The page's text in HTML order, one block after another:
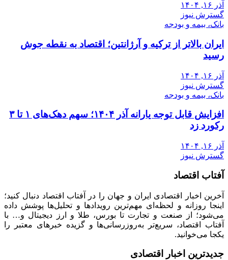
آذر ۱۶, ۱۴۰۴
گسترش نیوز
بانک، بیمه و بودجه
ایران بالاتر از ترکیه و آرژانتین؛ اقتصاد به نقطه جوش
رسید
آذر ۱۶, ۱۴۰۴
گسترش نیوز
بانک، بیمه و بودجه
افزایش قابل توجه یارانه آذر ۱۴۰۴؛ سهم دهک‌های ۱ تا ۳
رکورد زد
آذر ۱۶, ۱۴۰۴
گسترش نیوز
آفتاب اقتصاد
آخرین اخبار اقتصادی ایران و جهان را در آفتاب اقتصاد دنبال کنید؛
اینجا روزانه و لحظه‌ای مهم‌ترین رویدادها و تحلیل‌ها پوشش داده
می‌شود؛ از صنعت و تجارت تا بورس، طلا و ارز دیجیتال و… با
آفتاب اقتصاد، سریع‌تر به‌روزرسانی‌ها و گزیده خبرهای معتبر را
یکجا می‌خوانید.
جدیدترین اخبار اقتصادی